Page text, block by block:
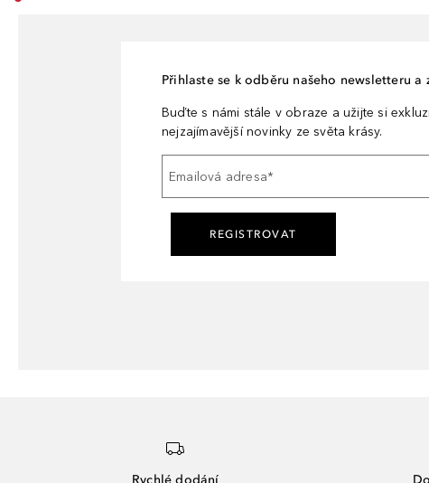
Přihlaste se k odběru našeho newsletteru
Buďte s námi stále v obraze a užijte si
nejzajímavější novinky ze světa krásy.
Emailová adresa*
REGISTROVAT